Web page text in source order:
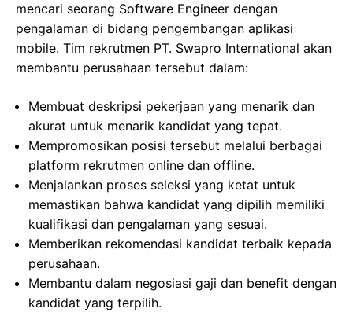
mencari seorang Software Engineer dengan
pengalaman di bidang pengembangan aplikasi
mobile. Tim rekrutmen PT. Swapro International akan
membantu perusahaan tersebut dalam:
Membuat deskripsi pekerjaan yang menarik dan
akurat untuk menarik kandidat yang tepat.
Mempromosikan posisi tersebut melalui berbagai
platform rekrutmen online dan offline.
Menjalankan proses seleksi yang ketat untuk
memastikan bahwa kandidat yang dipilih memiliki
kualifikasi dan pengalaman yang sesuai.
Memberikan rekomendasi kandidat terbaik kepada
perusahaan.
Membantu dalam negosiasi gaji dan benefit dengan
kandidat yang terpilih.